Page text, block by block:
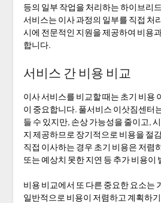
등의 일부 작업을 처리하는 하이브리
서비스는 이사 과정의 일부를 직접 처
시에 전문적인 지원을 제공하여 비용
합니다.
서비스 간 비용 비교
이사 서비스를 비교할 때는 초기 비용
이 중요합니다. 풀서비스 이삿짐센터
들 수 있지만, 손상 가능성을 줄이고,
지 제공하므로 장기적으로 비용을 절
직접 이사하는 경우 초기 비용은 저렴
또는 예상치 못한 지연 등 추가 비용이
비용 비교에서 또 다른 중요한 요소는
일반적으로 비용이 저렴하고 계획하